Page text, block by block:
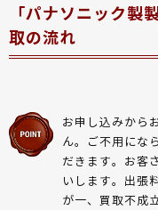
「パナソニック製
取の流れ
お申し込みから
ん。ご不用にな
だきます。お客
いします。出張
が一、買取不成